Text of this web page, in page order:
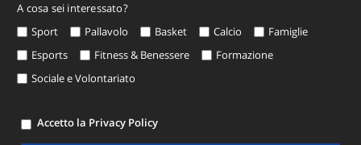
A cosa sei interessato?
Sport
Pallavolo Basket Calcio
Famiglie
Esports
Fitness & Benessere
Formazione
Sociale e Volontariato
Accetto la Privacy Policy